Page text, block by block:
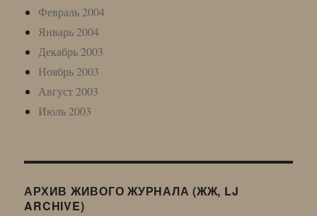
Февраль 2004
Январь 2004
Декабрь 2003
Ноябрь 2003
Август 2003
Июль 2003
АРХИВ ЖИВОГО ЖУРНАЛА (ЖЖ, LJ
ARCHIVE)